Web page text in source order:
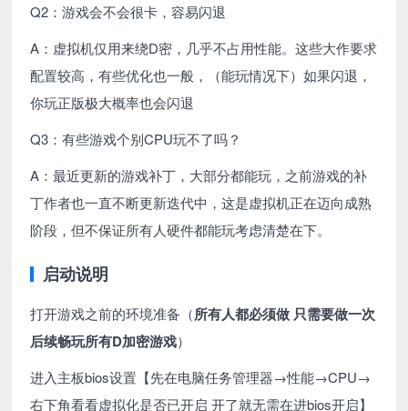
Q2：游戏会不会很卡，容易闪退
A：虚拟机仅用来绕D密，几乎不占用性能。这些大作要求
配置较高，有些优化也一般，（能玩情况下）如果闪退，
你玩正版极大概率也会闪退
Q3：有些游戏个别CPU玩不了吗？
A：最近更新的游戏补丁，大部分都能玩，之前游戏的补
丁作者也一直不断更新迭代中，这是虚拟机正在迈向成熟
阶段，但不保证所有人硬件都能玩考虑清楚在下。
启动说明
打开游戏之前的环境准备（所有人都必须做 只需要做一次
后续畅玩所有D加密游戏）
进入主板bios设置【先在电脑任务管理器→性能→CPU→
右下角看看虚拟化是否已开启 开了就无需在进bios开启】